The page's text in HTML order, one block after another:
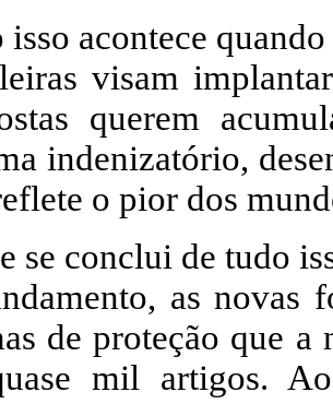
isso acontece
visam
querem
indenizatório,
o pior dos
se conclui de tudo
as novas
de proteção que a
mil artigos.